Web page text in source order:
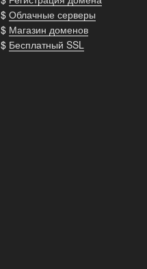
$ Облачные серверы
$ Магазин доменов
$ Бесплатный SSL